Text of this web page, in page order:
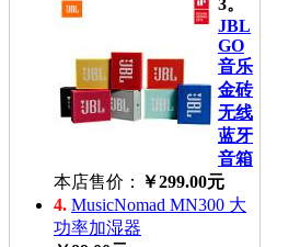
3。
JBL
GO
音乐
金砖
无线
蓝牙
音箱
本店售价： ￥299.00元
4. MusicNomad MN300 大
功率加湿器